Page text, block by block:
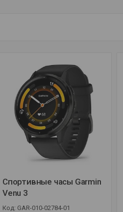
Спортивные часы Garmin
Venu 3
GAR-010-02784-01